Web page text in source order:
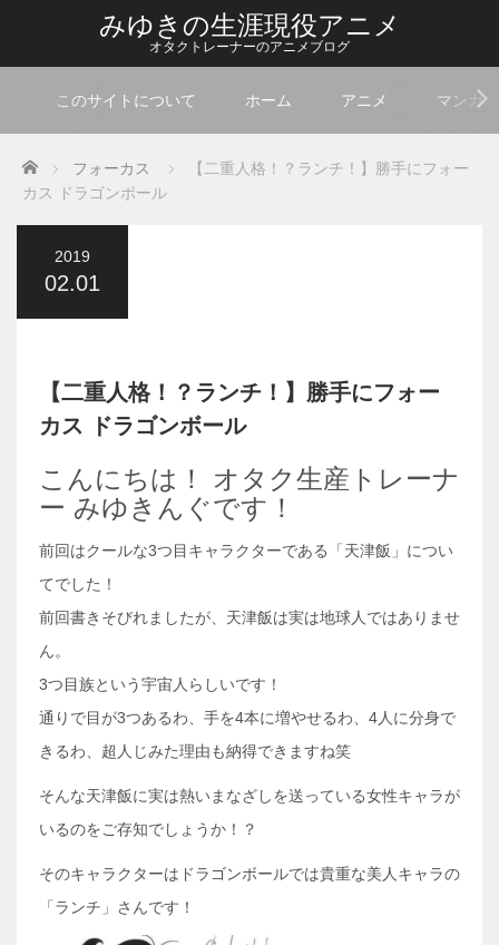
みゆきの生涯現役アニメ
オタクトレーナーのアニメブログ
このサイトについて ホーム アニメ マンガ
Home フォーカス
【二重人格！？ランチ！】勝手にフォー
カス ドラゴンボール
2019
02.01
【二重人格！？ランチ！】勝手にフォー
カス ドラゴンボール
こんにちは！ オタク生産トレーナ
ー みゆきんぐです！
前回はクールな3つ目キャラクターである「天津飯」につい
てでした！
前回書きそびれましたが、天津飯は実は地球人ではありませ
ん。
3つ目族という宇宙人らしいです！
通りで目が3つあるわ、手を4本に増やせるわ、4人に分身で
きるわ、超人じみた理由も納得できますね笑
そんな天津飯に実は熱いまなざしを送っている女性キャラが
いるのをご存知でしょうか！？
そのキャラクターはドラゴンボールでは貴重な美人キャラの
「ランチ」さんです！